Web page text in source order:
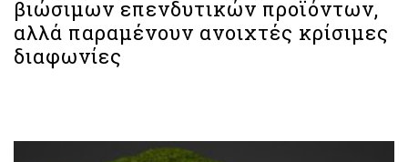
βιώσιμων επενδυτικών προϊόντων,
αλλά παραμένουν ανοιχτές κρίσιμες
διαφωνίες